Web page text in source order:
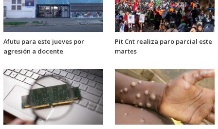
Afutu para este jueves por
agresión a docente
Pit Cnt realiza paro parcial este
martes